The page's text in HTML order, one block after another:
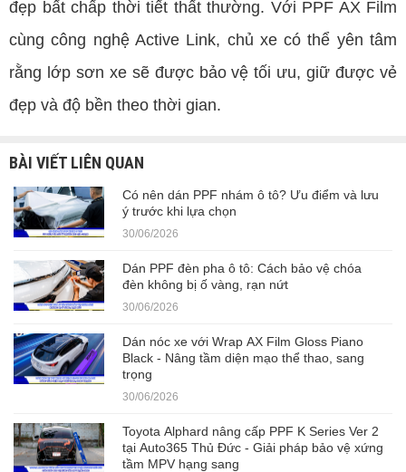
đẹp bất chấp thời tiết thất thường. Với PPF AX Film
cùng công nghệ Active Link, chủ xe có thể yên tâm
rằng lớp sơn xe sẽ được bảo vệ tối ưu, giữ được vẻ
đẹp và độ bền theo thời gian.
BÀI VIẾT LIÊN QUAN
Có nên dán PPF nhám ô tô? Ưu điểm và lưu
ý trước khi lựa chọn
30/06/2026
Dán PPF đèn pha ô tô: Cách bảo vệ chóa
đèn không bị ố vàng, rạn nứt
30/06/2026
Dán nóc xe với Wrap AX Film Gloss Piano
Black - Nâng tầm diện mạo thể thao, sang
trọng
30/06/2026
Toyota Alphard nâng cấp PPF K Series Ver 2
tại Auto365 Thủ Đức - Giải pháp bảo vệ xứng
tầm MPV hạng sang